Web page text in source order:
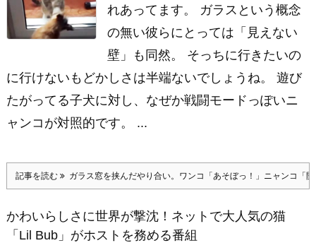
れあってます。 ガラスという概念
の無い彼らにとっては「見えない
壁」も同然。 そっちに行きたいの
に行けないもどかしさは半端ないでしょうね。 遊び
たがってる子犬に対し、なぜか戦闘モードっぽいニ
ャンコが対照的です。 ...
記事を読む ガラス窓を挟んだやり合い。ワンコ「あそぼっ！」ニャンコ「
かわいらしさに世界が撃沈！ネットで大人気の猫
「Lil Bub」がホストを務める番組